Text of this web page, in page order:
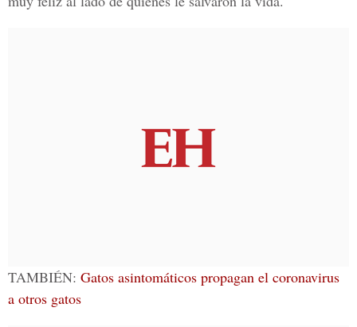
TAMBIÉN: Gatos asintomáticos propagan el coronavirus
a otros gatos